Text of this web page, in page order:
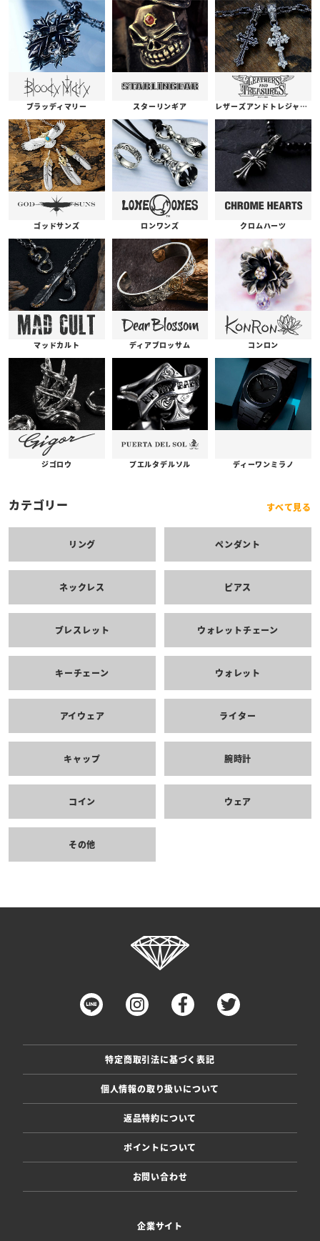
ブラッディマリー スターリンギア レザーズアンドトレジャーズ
ゴッドサンズ ロンワンズ クロムハーツ
マッドカルト ディアブロッサム コンロン
ジゴロウ プエルタデルソル ディーワンミラノ
カテゴリー すべて見る
リング ペンダント
ネックレス ピアス
ブレスレット ウォレットチェーン
キーチェーン ウォレット
アイウェア ライター
キャップ 腕時計
コイン ウェア
その他
特定商取引法に基づく表記
個人情報の取り扱いについて
返品特約について
ポイントについて
お問い合わせ
企業サイト